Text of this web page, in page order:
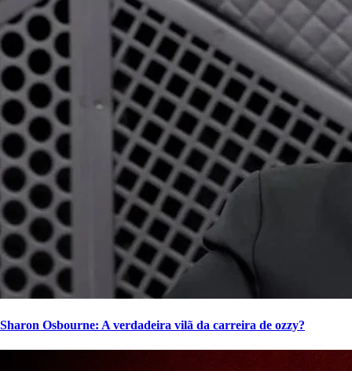
Sharon Osbourne: A verdadeira vilã da carreira de ozzy?